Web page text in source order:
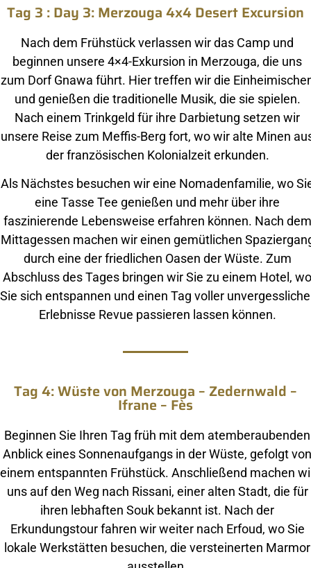
Tag 3 : Day 3: Merzouga 4x4 Desert Excursion
Nach dem Frühstück verlassen wir das Camp und
beginnen unsere 4×4-Exkursion in Merzouga, die uns
zum Dorf Gnawa führt. Hier treffen wir die
und genießen die traditionelle Musik, die sie spielen.
Nach einem Trinkgeld für ihre Darbietung setzen wir
unsere Reise zum Meffis-Berg fort, wo wir alte Minen
der französischen Kolonialzeit erkunden.
Als Nächstes besuchen wir eine Nomadenfamilie, wo
eine Tasse Tee genießen und mehr über ihre
faszinierende Lebensweise erfahren können. Nach dem
Mittagessen machen wir einen gemütlichen
durch eine der friedlichen Oasen der Wüste. Zum
Abschluss des Tages bringen wir Sie zu einem Hotel, wo
Sie sich entspannen und einen Tag voller
Erlebnisse Revue passieren lassen können.
Tag 4: Wüste von Merzouga – Zedernwald –
Ifrane – Fès
Beginnen Sie Ihren Tag früh mit dem atemberaubenden
Anblick eines Sonnenaufgangs in der Wüste, gefolgt von
einem entspannten Frühstück. Anschließend machen
uns auf den Weg nach Rissani, einer alten Stadt, die für
ihren lebhaften Souk bekannt ist. Nach der
Erkundungstour fahren wir weiter nach Erfoud, wo Sie
lokale Werkstätten besuchen, die versteinerten Marmor